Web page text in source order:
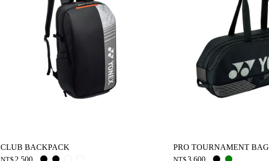
CLUB BACKPACK
2,500
PRO TOURNAMENT BAG
3,600